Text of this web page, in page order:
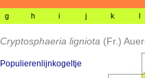
g h i j k l
Cryptosphaeria ligniota (Fr.)
Populierenlijnkogeltje